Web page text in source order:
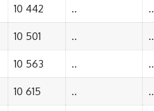
10 442 .. ..
10 501 .. ..
10 563 .. ..
10 615 .. ..